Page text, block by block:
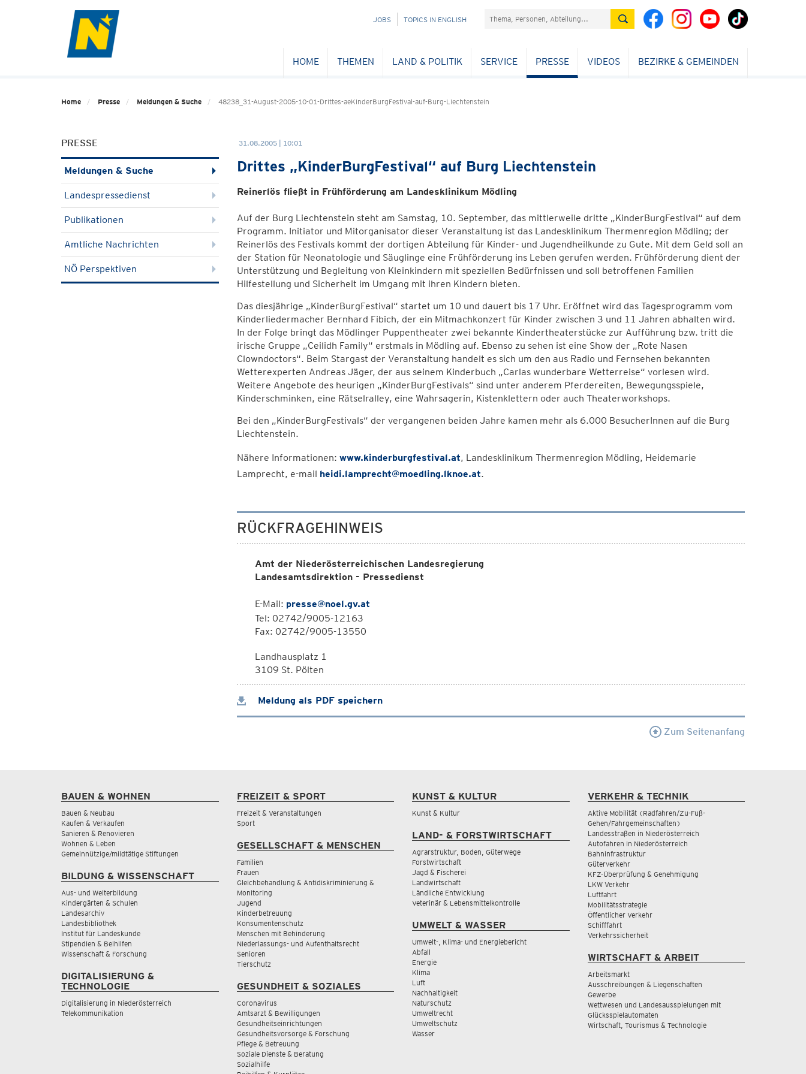
NAVIGATION
JOBS TOPICS IN ENGLISH Suchefeld
HOME THEMEN LAND & POLITIK SERVICE PRESSE VIDEOS BEZIRKE & GEMEINDEN
Home Presse Meldungen & Suche 48238_31-August-2005-10-01-Drittes-aeKinderBurgFestival-auf-Burg-Liechtenstein
PRESSE
Meldungen & Suche
Landespressedienst
Publikationen
Amtliche Nachrichten
NÖ Perspektiven
31.08.2005 | 10:01
Drittes „KinderBurgFestival“ auf Burg Liechtenstein
Reinerlös fließt in Frühförderung am Landesklinikum Mödling
Auf der Burg Liechtenstein steht am Samstag, 10. September, das mittlerweile dritte „KinderBurgFestival“ auf dem
Programm. Initiator und Mitorganisator dieser Veranstaltung ist das Landesklinikum Thermenregion Mödling; der
Reinerlös des Festivals kommt der dortigen Abteilung für Kinder- und Jugendheilkunde zu Gute. Mit dem Geld soll an
der Station für Neonatologie und Säuglinge eine Frühförderung ins Leben gerufen werden. Frühförderung dient der
Unterstützung und Begleitung von Kleinkindern mit speziellen Bedürfnissen und soll betroffenen Familien
Hilfestellung und Sicherheit im Umgang mit ihren Kindern bieten.
Das diesjährige „KinderBurgFestival“ startet um 10 und dauert bis 17 Uhr. Eröffnet wird das Tagesprogramm vom
Kinderliedermacher Bernhard Fibich, der ein Mitmachkonzert für Kinder zwischen 3 und 11 Jahren abhalten wird.
In der Folge bringt das Mödlinger Puppentheater zwei bekannte Kindertheaterstücke zur Aufführung bzw. tritt die
irische Gruppe „Ceilidh Family“ erstmals in Mödling auf. Ebenso zu sehen ist eine Show der „Rote Nasen
Clowndoctors“. Beim Stargast der Veranstaltung handelt es sich um den aus Radio und Fernsehen bekannten
Wetterexperten Andreas Jäger, der aus seinem Kinderbuch „Carlas wunderbare Wetterreise“ vorlesen wird.
Weitere Angebote des heurigen „KinderBurgFestivals“ sind unter anderem Pferdereiten, Bewegungsspiele,
Kinderschminken, eine Rätselralley, eine Wahrsagerin, Kistenklettern oder auch Theaterworkshops.
Bei den „KinderBurgFestivals“ der vergangenen beiden Jahre kamen mehr als 6.000 BesucherInnen auf die Burg
Liechtenstein.
Nähere Informationen: www.kinderburgfestival.at, Landesklinikum Thermenregion Mödling, Heidemarie
Lamprecht, e-mail heidi.lamprecht@moedling.lknoe.at.
RÜCKFRAGEHINWEIS
Amt der Niederösterreichischen Landesregierung
Landesamtsdirektion - Pressedienst
E-Mail: presse@noel.gv.at
Tel: 02742/9005-12163
Fax: 02742/9005-13550
Landhausplatz 1
3109 St. Pölten
Meldung als PDF speichern
Zum Seitenanfang
BAUEN & WOHNEN
Bauen & Neubau
Kaufen & Verkaufen
Sanieren & Renovieren
Wohnen & Leben
Gemeinnützige/mildtätige Stiftungen
BILDUNG & WISSENSCHAFT
Aus- und Weiterbildung
Kindergärten & Schulen
Landesarchiv
Landesbibliothek
Institut für Landeskunde
Stipendien & Beihilfen
Wissenschaft & Forschung
DIGITALISIERUNG &
TECHNOLOGIE
Digitalisierung in Niederösterreich
Telekommunikation
FREIZEIT & SPORT
Freizeit & Veranstaltungen
Sport
GESELLSCHAFT & MENSCHEN
Familien
Frauen
Gleichbehandlung & Antidiskriminierung &
Monitoring
Jugend
Kinderbetreuung
Konsumentenschutz
Menschen mit Behinderung
Niederlassungs- und Aufenthaltsrecht
Senioren
Tierschutz
GESUNDHEIT & SOZIALES
Coronavirus
Amtsarzt & Bewilligungen
Gesundheitseinrichtungen
Gesundheitsvorsorge & Forschung
Pflege & Betreuung
Soziale Dienste & Beratung
Sozialhilfe
KUNST & KULTUR
Kunst & Kultur
LAND- & FORSTWIRTSCHAFT
Agrarstruktur, Boden, Güterwege
Forstwirtschaft
Jagd & Fischerei
Landwirtschaft
Ländliche Entwicklung
Veterinär & Lebensmittelkontrolle
UMWELT & WASSER
Umwelt-, Klima- und Energiebericht
Abfall
Energie
Klima
Luft
Nachhaltigkeit
Naturschutz
Umweltrecht
Umweltschutz
Wasser
VERKEHR & TECHNIK
Aktive Mobilität (Radfahren/Zu-Fuß-
Gehen/Fahrgemeinschaften)
Landesstraßen in Niederösterreich
Autofahren in Niederösterreich
Bahninfrastruktur
Güterverkehr
KFZ-Überprüfung & Genehmigung
LKW Verkehr
Luftfahrt
Mobilitätsstrategie
Öffentlicher Verkehr
Schifffahrt
Verkehrssicherheit
WIRTSCHAFT & ARBEIT
Arbeitsmarkt
Ausschreibungen & Liegenschaften
Gewerbe
Wettwesen und Landesausspielungen mit
Glücksspielautomaten
Wirtschaft, Tourismus & Technologie